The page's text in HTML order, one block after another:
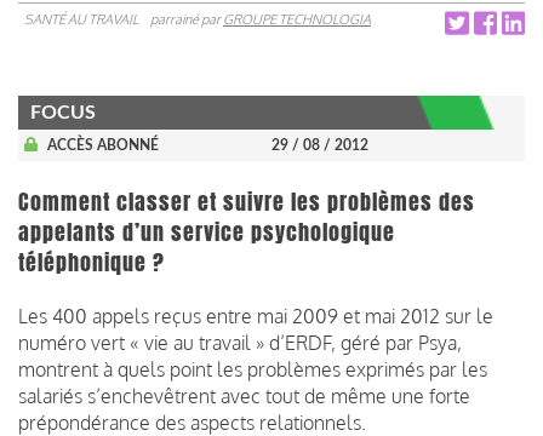
SANTÉ AU TRAVAIL parrainé parGROUPE TECHNOLOGIA
FOCUS
ACCÈS ABONNÉ 29 / 08 / 2012
Comment classer et suivre les problèmes des
appelants d’un service psychologique
téléphonique ?
Les 400 appels reçus entre mai 2009 et mai 2012 sur le
numéro vert « vie au travail » d’ERDF, géré par Psya,
montrent à quels point les problèmes exprimés par les
salariés s’enchevêtrent avec tout de même une forte
prépondérance des aspects relationnels.